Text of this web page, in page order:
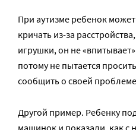
При аутизме ребенок
кричать из-за
игрушки, он не
потому не пытается
сообщить о своей
Другой пример. Ребенку
машинок и показали, как с